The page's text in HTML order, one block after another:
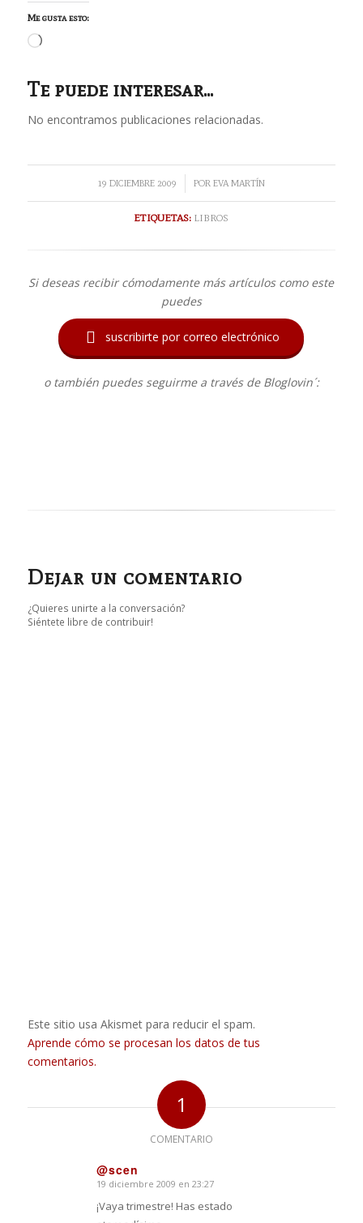
Me gusta esto:
Cargando...
Te puede interesar...
No encontramos publicaciones relacionadas.
19 DICIEMBRE 2009
/ POREVA MARTÍN
ETIQUETAS: LIBROS
Si deseas recibir cómodamente más artículos como este
puedes
 suscribirte por correo electrónico
o también puedes seguirme a través de Bloglovin´:
Dejar un comentario
¿Quieres unirte a la conversación?
Siéntete libre de contribuir!
Este sitio usa Akismet para reducir el spam.
Aprende cómo se procesan los datos de tus
comentarios.
1
COMENTARIO
@scen
Dice:
19 diciembre 2009 en 23:27
¡Vaya trimestre! Has estado